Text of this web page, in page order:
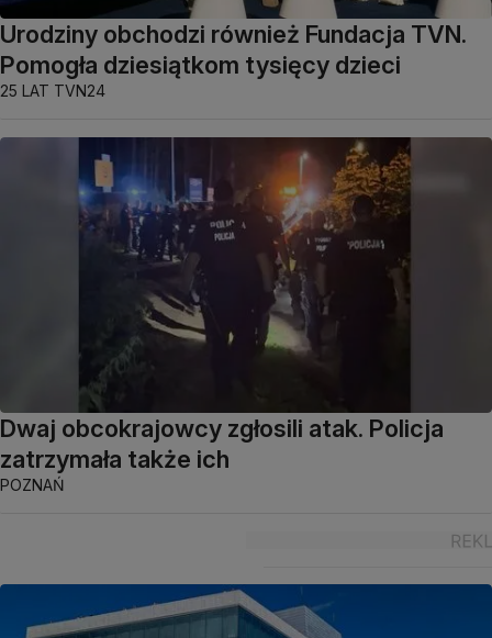
Urodziny obchodzi również Fundacja TVN.
Pomogła dziesiątkom tysięcy dzieci
25 LAT TVN24
Dwaj obcokrajowcy zgłosili atak. Policja
zatrzymała także ich
POZNAŃ